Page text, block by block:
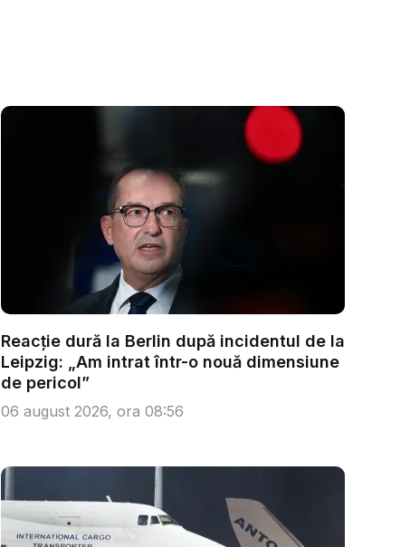
Reacție dură la Berlin după incidentul de la
Leipzig: „Am intrat într-o nouă dimensiune
de pericol”
06 august 2026, ora 08:56